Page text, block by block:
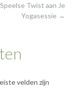
Twist aan Je
Yogasessie →
velden zijn